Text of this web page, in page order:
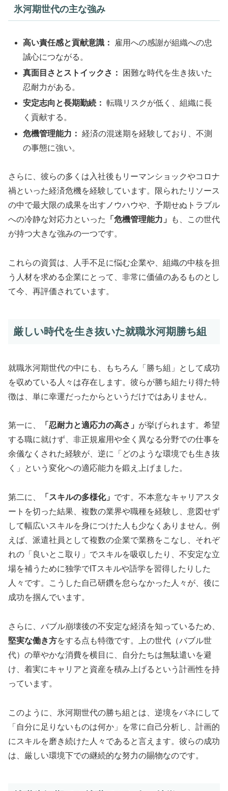
氷河期世代の主な強み
高い責任感と貢献意識：
雇用への感謝が組織への忠
誠心につながる。
真面目さとストイックさ：
困難な時代を生き抜いた
忍耐力がある。
安定志向と長期勤続： 転職リスクが低く、組織に長
く貢献する。
危機管理能力： 経済の混迷期を経験しており、不測
の事態に強い。
さらに、彼らの多くは入社後もリーマンショックやコロナ
禍といった経済危機を経験しています。限られたリソース
の中で最大限の成果を出すノウハウや、予期せぬトラブル
への冷静な対応力といった
「危機管理能力」
も、この世代
が持つ大きな強みの一つです。
これらの資質は、人手不足に悩む企業や、組織の中核を担
う人材を求める企業にとって、非常に価値のあるものとし
て今、再評価されています。
厳しい時代を生き抜いた就職氷河期勝ち組
就職氷河期世代の中にも、もちろん「勝ち組」として成功
を収めている人々は存在します。彼らが勝ち組たり得た特
徴は、単に幸運だったからというだけではありません。
第一に、 「忍耐力と適応力の高さ」 が挙げられます。希望
する職に就けず、非正規雇用や全く異なる分野での仕事を
余儀なくされた経験が、逆に「どのような環境でも生き抜
く」という変化への適応能力を鍛え上げました。
第二に、 「スキルの多様化」 です。不本意なキャリアスタ
ートを切った結果、複数の業界や職種を経験し、意図せず
して幅広いスキルを身につけた人も少なくありません。例
えば、派遣社員として複数の企業で業務をこなし、それぞ
れの「良いとこ取り」でスキルを吸収したり、不安定な立
場を補うために独学でITスキルや語学を習得したりした
人々です。こうした自己研鑽を怠らなかった人々が、後に
成功を掴んでいます。
さらに、バブル崩壊後の不安定な経済を知っているため、
堅実な働き方をする点も特徴です。上の世代（バブル世
代）の華やかな消費を横目に、自分たちは無駄遣いを避
け、着実にキャリアと資産を積み上げるという計画性を持
っています。
このように、氷河期世代の勝ち組とは、逆境をバネにして
「自分に足りないものは何か」を常に自己分析し、計画的
にスキルを磨き続けた人々であると言えます。彼らの成功
は、厳しい環境下での継続的な努力の賜物なのです。